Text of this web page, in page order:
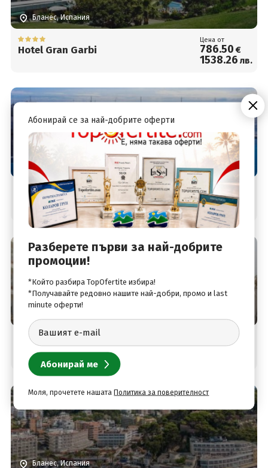
Бланес, Испания
Hotel Gran Garbi
Цена от
786.50 €
1538.26 лв.
Бланес, Испания
CHECK IN DWO LES PALMERES
Цена от
799.00€
1562.71лв.
Best Lloret Splash 801.00
Бланес, Испания
Абонирай се за най-добрите оферти
Разберете първи за най-добрите
промоции!
*Който разбира TopOfertite избира!
*Получавайте редовно нашите най-добри, промо и last
minute оферти!
Моля, прочетете нашатаПолитика за поверителност